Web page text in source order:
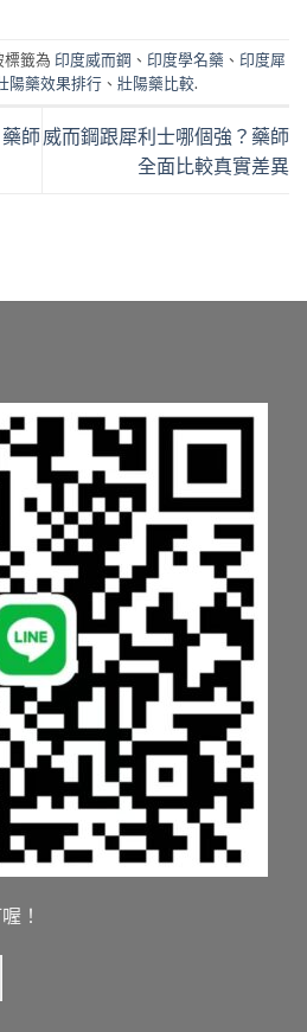
標籤為 印度威而鋼 、 印度學名藥 、 印度犀
陽藥效果排行、 壯陽藥比較.
師威而鋼跟犀利士哪個強？藥師
全面比較真實差異
！